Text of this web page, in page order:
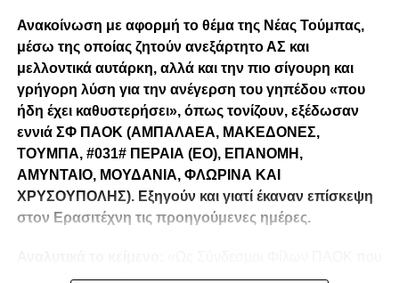
Ανακοίνωση με αφορμή το θέμα της Νέας Τούμπας,
μέσω της οποίας ζητούν ανεξάρτητο ΑΣ και
μελλοντικά αυτάρκη, αλλά και την πιο σίγουρη και
γρήγορη λύση για την ανέγερση του γηπέδου «που
ήδη έχει καθυστερήσει», όπως τονίζουν, εξέδωσαν
εννιά ΣΦ ΠΑΟΚ (ΑΜΠΑΛΑΕΑ, ΜΑΚΕΔΟΝΕΣ,
ΤΟΥΜΠΑ, #031# ΠΕΡΑΙΑ (ΕΟ), ΕΠΑΝΟΜΗ,
ΑΜΥΝΤΑΙΟ, ΜΟΥΔΑΝΙΑ, ΦΛΩΡΙΝΑ ΚΑΙ
ΧΡΥΣΟΥΠΟΛΗΣ). Εξηγούν και γιατί έκαναν επίσκεψη
στον Ερασιτέχνη τις προηγούμενες ημέρες.
λειτουργούμε καθημερινά με γνώμωνα το καλό του